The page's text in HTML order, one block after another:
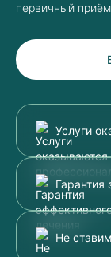
первичный
Услуги
Гарантия
Не